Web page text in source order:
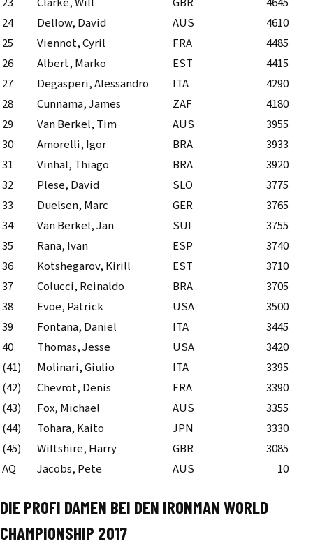
24
Dellow, David AUS
4610
25
Viennot, Cyril FRA
4485
26
Albert, Marko EST
4415
27
Degasperi, Alessandro ITA
4290
28
Cunnama, James ZAF
4180
29
Van Berkel, Tim AUS
3955
30
Amorelli, Igor BRA
3933
31
Vinhal, Thiago BRA
3920
32
Plese, David SLO
3775
33
Duelsen, Marc GER
3765
34
Van Berkel, Jan SUI
3755
35
Rana, Ivan ESP
3740
36
Kotshegarov, Kirill EST
3710
37
Colucci, Reinaldo BRA
3705
38
Evoe, Patrick USA
3500
39
Fontana, Daniel ITA
3445
40
Thomas, Jesse USA
3420
(41)
Molinari, Giulio ITA
3395
(42)
Chevrot, Denis FRA
3390
(43)
Fox, Michael AUS
3355
(44)
Tohara, Kaito JPN
3330
(45)
Wiltshire, Harry GBR
3085
AQ
Jacobs, Pete AUS 10
DIE PROFI DAMEN BEI DEN IRONMAN WORLD
CHAMPIONSHIP 2017